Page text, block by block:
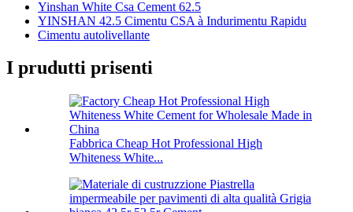
Yinshan White Csa Cement 62.5
YINSHAN 42.5 Cimentu CSA à Indurimentu Rapidu
Cimentu autolivellante
I prudutti prisenti
Fabbrica Cheap Hot Professional High
Whiteness White...